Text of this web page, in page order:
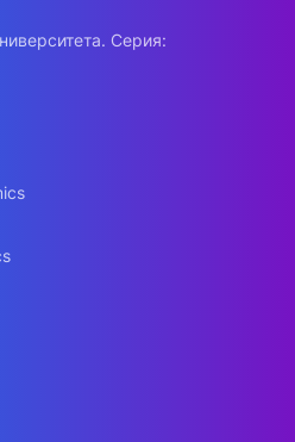
Серия: